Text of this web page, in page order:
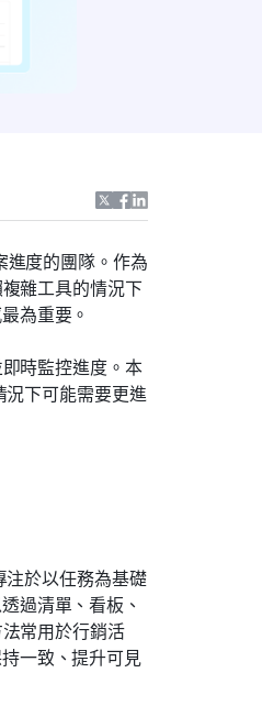
度的團隊。作為
雜工具的情況下
為重要。
時監控進度。本
下可能需要更進
於以任務為基礎
過清單、看板、
常用於行銷活
一致、提升可見